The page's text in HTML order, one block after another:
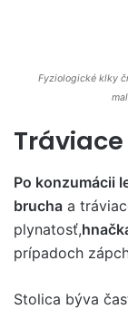
Fyziologické klky
Po konzumácii
brucha a
plynatosť,
prípadoch
Stolica býva